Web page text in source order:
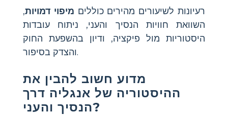
רעיונות לשיעורים מהירים כוללים מיפוי דמויות,
השוואת חוויות הנסיך והעני, ניתוח עובדות
היסטוריות מול פיקציה, ודיון בהשפעת החוק
והצדק בסיפור.
מדוע חשוב להבין את
ההיסטוריה של אנגליה דרך
הנסיך והעני?